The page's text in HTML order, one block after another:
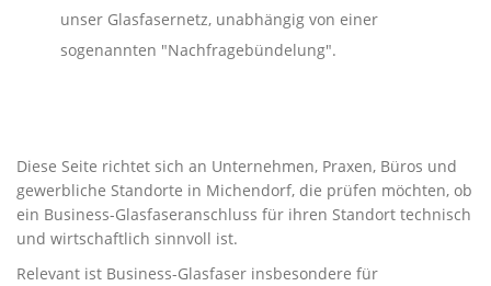
unser Glasfasernetz, unabhängig von einer
sogenannten "Nachfragebündelung".
Diese Seite richtet sich an Unternehmen, Praxen, Büros und
gewerbliche Standorte in Michendorf, die prüfen möchten, ob
ein Business-Glasfaseranschluss für ihren Standort technisch
und wirtschaftlich sinnvoll ist.
Relevant ist Business-Glasfaser insbesondere für